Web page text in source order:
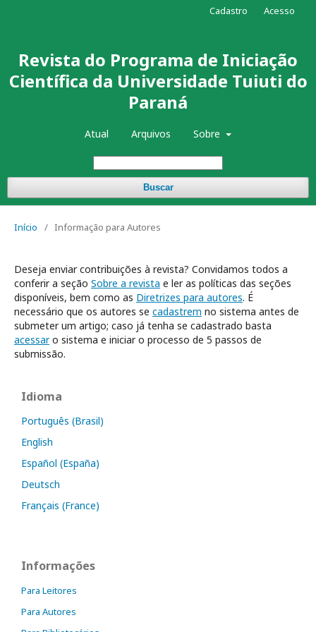
Revista do Programa de Iniciação
Científica da Universidade Tuiuti do
Paraná
Atual Arquivos Sobre
Buscar
Cadastro Acesso
Início / Informação para Autores
Deseja enviar contribuições à revista? Convidamos todos a
conferir a seção Sobre a revista e ler as políticas das seções
disponíveis, bem como as Diretrizes para autores. É
necessário que os autores se cadastrem no sistema antes de
submeter um artigo; caso já tenha se cadastrado basta
acessaro sistema e iniciar o processo de 5 passos de
submissão.
Idioma
Português (Brasil)
English
Español (España)
Deutsch
Français (France)
Informações
Para Leitores
Para Autores